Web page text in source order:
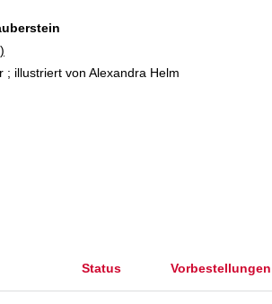
; illustriert von Alexandra Helm
Status Vorbestellungen